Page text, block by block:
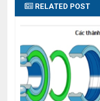
RELATED POST